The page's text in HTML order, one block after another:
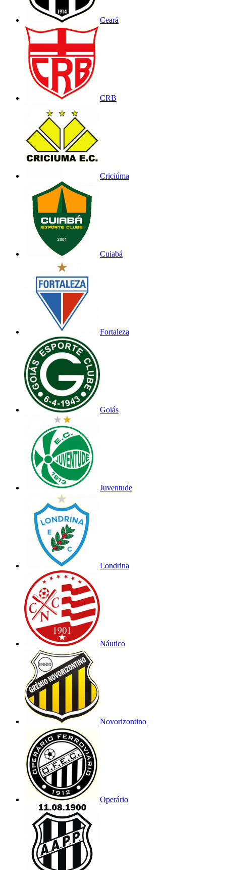
Ceará
CRB
Criciúma
Cuiabá
Fortaleza
Goiás
Juventude
Londrina
Náutico
Novorizontino
Operário